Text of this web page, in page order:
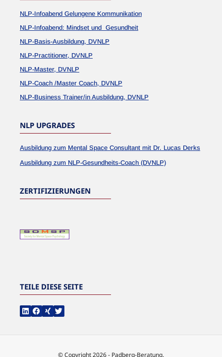
NLP-Infoabend Gelungene Kommunikation
NLP-Infoabend: Mindset und Gesundheit
NLP-Basis-Ausbildung, DVNLP
NLP-Practitioner, DVNLP
NLP-Master, DVNLP
NLP-Coach /Master Coach, DVNLP
NLP-Business Trainer/in Ausbildung, DVNLP
NLP UPGRADES
Ausbildung zum Mental Space Consultant mit Dr. Lucas Derks
Ausbildung zum NLP-Gesundheits-Coach (DVNLP)
ZERTIFIZIERUNGEN
TEILE DIESE SEITE
© Copyright 2026 - Padberg-Beratung.